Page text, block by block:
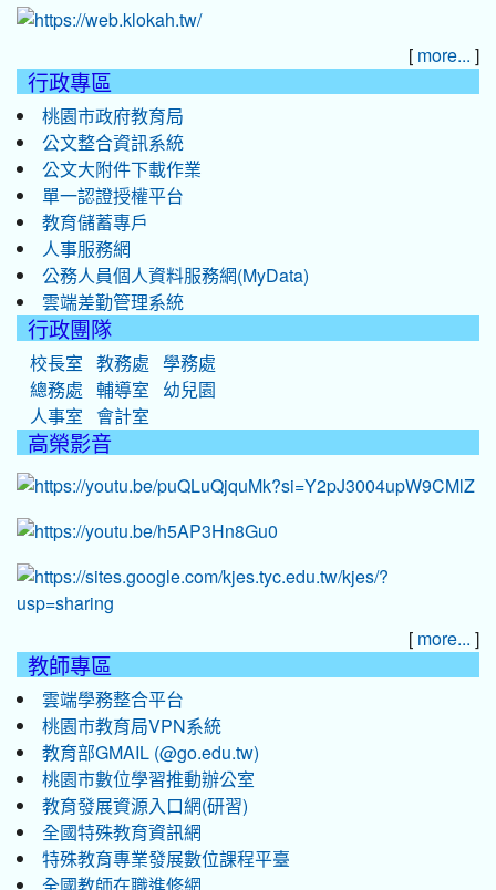
[ more... ]
行政專區
桃園市政府教育局
公文整合資訊系統
公文大附件下載作業
單一認證授權平台
教育儲蓄專戶
人事服務網
公務人員個人資料服務網(MyData)
雲端差勤管理系統
行政團隊
校長室 教務處
學務處
總務處
輔導室
幼兒園
人事室
會計室
高榮影音
[ more... ]
教師專區
雲端學務整合平台
桃園市教育局VPN系統
教育部GMAIL (@go.edu.tw)
桃園市數位學習推動辦公室
教育發展資源入口網(研習)
全國特殊教育資訊網
特殊教育專業發展數位課程平臺
全國教師在職進修網